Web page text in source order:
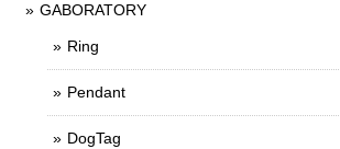
GABORATORY
Ring
Pendant
DogTag